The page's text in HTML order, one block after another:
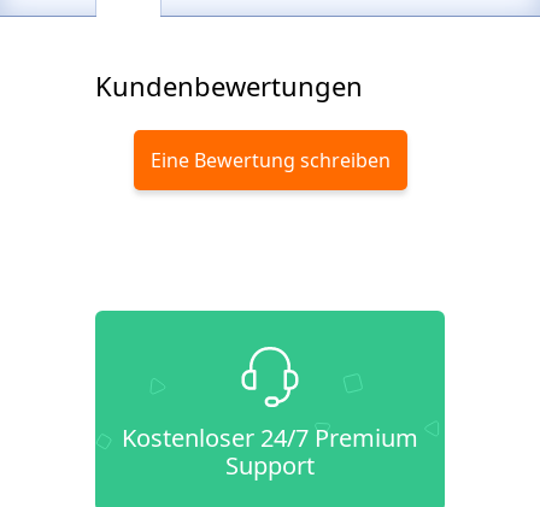
Kundenbewertungen
Eine Bewertung schreiben
Kostenloser 24/7 Premium
Support